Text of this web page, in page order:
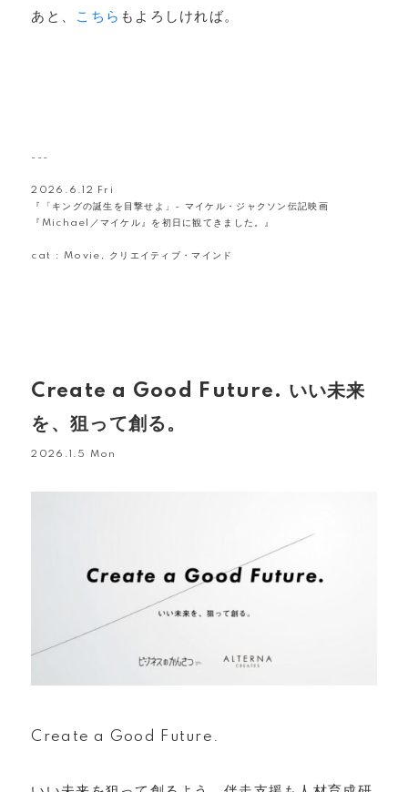
あと、 こちら もよろしければ。
---
2026.6.12 Fri
『「キングの誕生を目撃せよ」- マイケル・ジャクソン伝記映画
『Michael／マイケル』を初日に観てきました。』
cat : Movie , クリエイティブ・マインド
Create a Good Future. いい未来
を、狙って創る。
2026.1.5 Mon
Create a Good Future.